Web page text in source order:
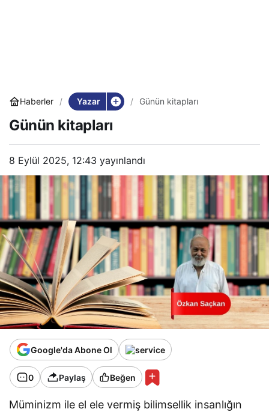
Haberler Yazar Günün kitapları
Günün kitapları
8 Eylül 2025, 12:43 yayınlandı
Google'da Abone Ol
0 Paylaş Beğen
Müminizm ile el ele vermiş bilimsellik insanlığın